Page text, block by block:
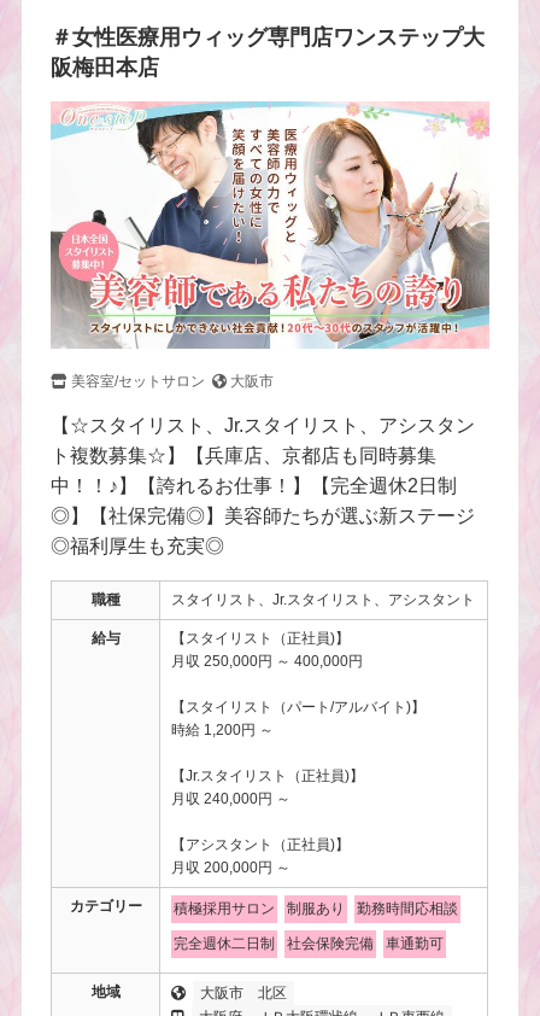
＃女性医療用ウィッグ専門店ワンステップ大
阪梅田本店
美容室/セットサロン 大阪市
【☆スタイリスト、Jr.スタイリスト、アシスタン
ト複数募集☆】【兵庫店、京都店も同時募集
中！！♪】【誇れるお仕事！】【完全週休2日制
◎】【社保完備◎】美容師たちが選ぶ新ステージ
◎福利厚生も充実◎
職種 スタイリスト、Jr.スタイリスト、アシスタント
給与
【スタイリスト（正社員)】
月収 250,000円 ～ 400,000円
【スタイリスト（パート/アルバイト)】
時給 1,200円 ～
【Jr.スタイリスト（正社員)】
月収 240,000円 ～
【アシスタント（正社員)】
月収 200,000円 ～
カテゴリー 積極採用サロン 制服あり 勤務時間応相談
完全週休二日制 社会保険完備 車通勤可
地域 大阪市
北区